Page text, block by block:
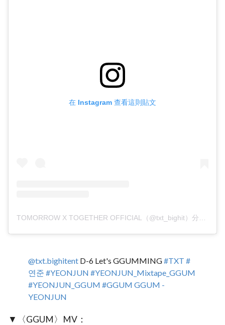
在 Instagram 查看這則貼文
@txt.bighitent D-6 Let's GGUMMING#TXT #
연준 #YEONJUN #YEONJUN_Mixtape_GGUM
#YEONJUN_GGUM #GGUM GGUM -
YEONJUN
▼〈GGUM〉MV：